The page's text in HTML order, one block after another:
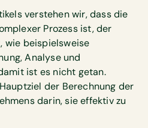
verstehen wir, dass die
Prozess ist, der
wie beispielsweise
Analyse und
ist es nicht getan.
der Berechnung der
darin, sie effektiv zu